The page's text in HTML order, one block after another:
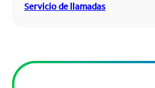
Servicio de llamadas